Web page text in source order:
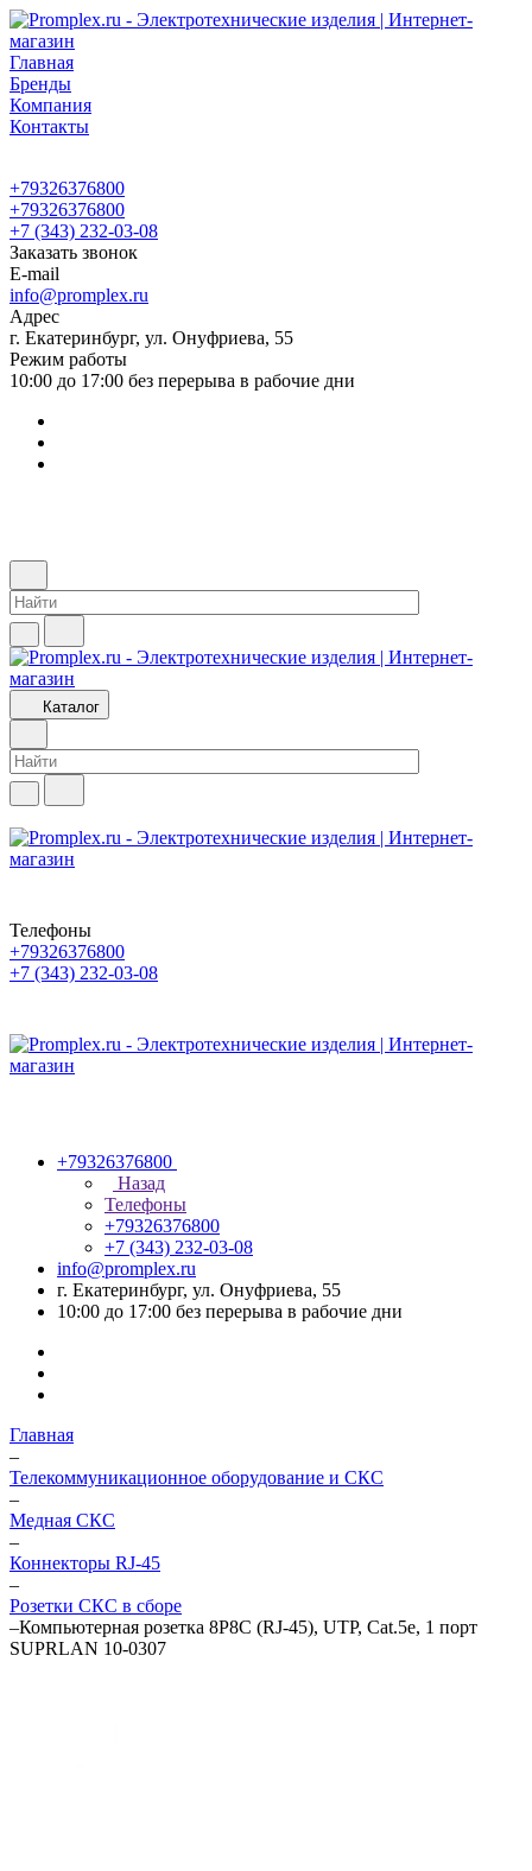
Главная
Бренды
Компания
Контакты
+79326376800
+79326376800
+7 (343) 232-03-08
Заказать звонок
E-mail
info@promplex.ru
Адрес
г. Екатеринбург, ул. Онуфриева, 55
Режим работы
10:00 до 17:00 без перерыва в рабочие дни
Каталог
Телефоны
+79326376800
+7 (343) 232-03-08
+79326376800
Назад
Телефоны
+79326376800
+7 (343) 232-03-08
info@promplex.ru
г. Екатеринбург, ул. Онуфриева, 55
10:00 до 17:00 без перерыва в рабочие дни
Главная
–
Телекоммуникационное оборудование и СКС
–
Медная СКС
–
Коннекторы RJ-45
–
Розетки СКС в сборе
–Компьютерная розетка 8P8C (RJ-45), UTP, Cat.5e, 1 порт
SUPRLAN 10-0307